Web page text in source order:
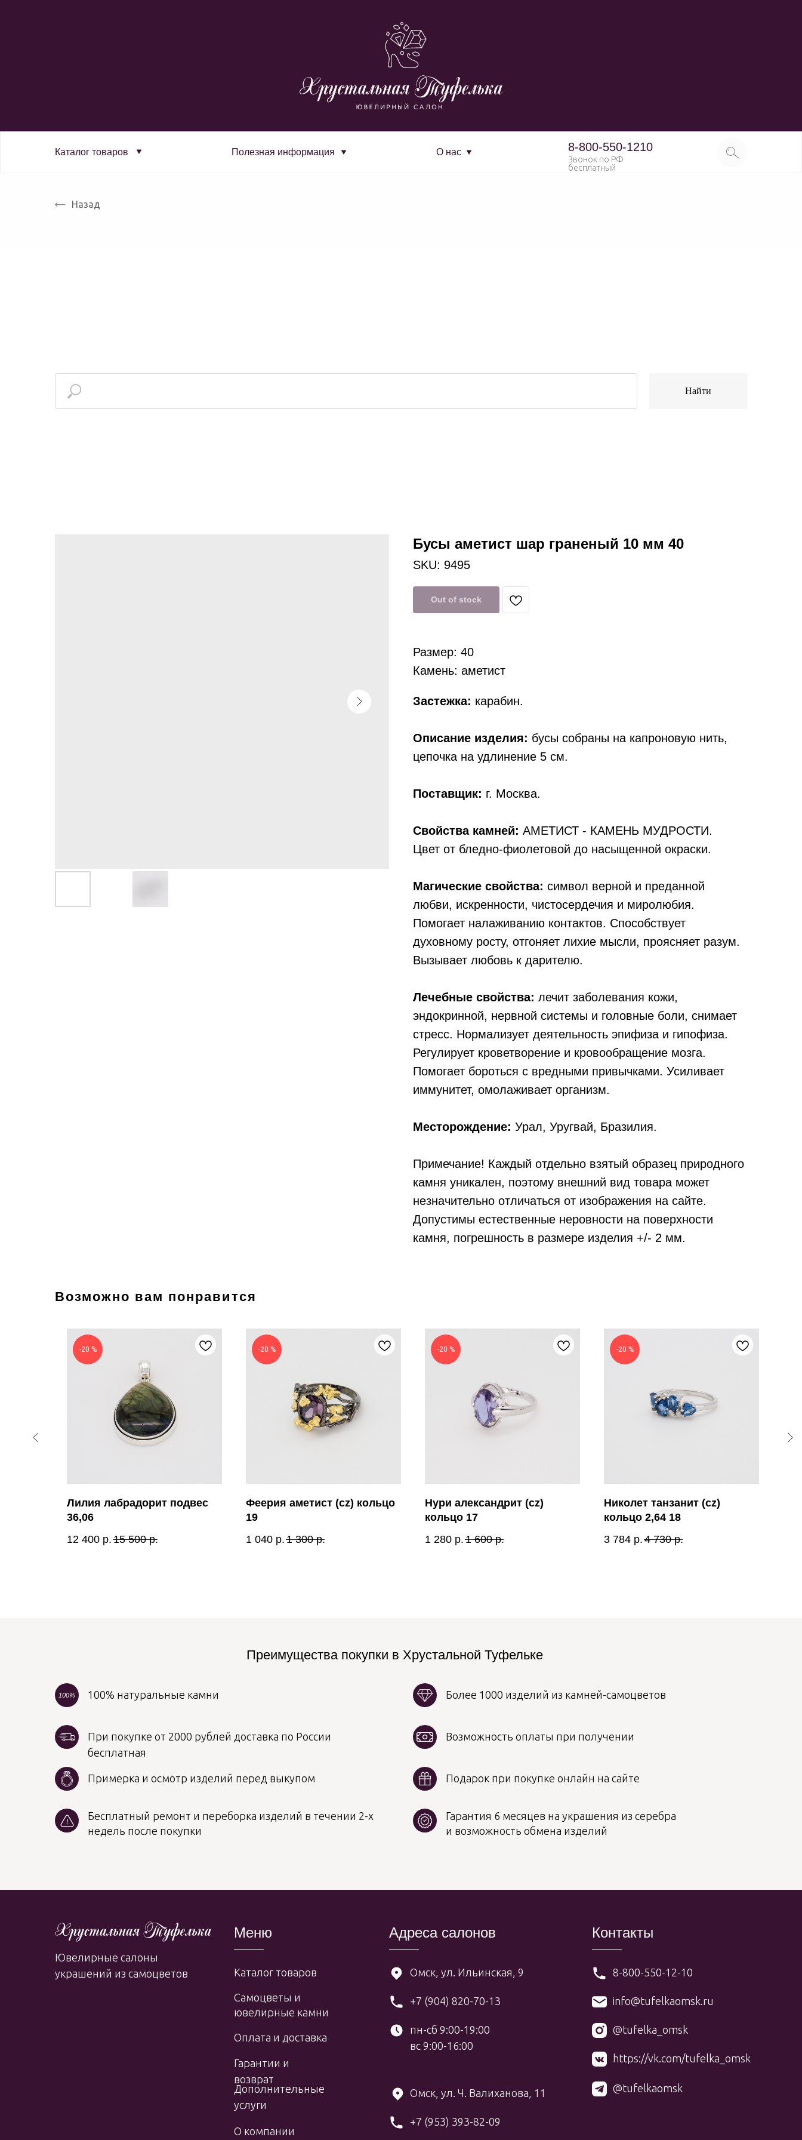
Каталог товаров Полезная информация О нас 8-800-550-1210
Звонок по РФ
бесплатный
Назад
Найти
Бусы аметист шар граненый 10 мм 40
SKU: 9495
Out of stock
Застежка: карабин.
Описание изделия: бусы собраны на капроновую нить,
цепочка на удлинение 5 см.
Поставщик: г. Москва.
Свойства камней: АМЕТИСТ - КАМЕНЬ МУДРОСТИ.
Цвет от бледно-фиолетовой до насыщенной окраски.
Магические свойства: символ верной и преданной
любви, искренности, чистосердечия и миролюбия.
Помогает налаживанию контактов. Способствует
духовному росту, отгоняет лихие мысли, проясняет разум.
Вызывает любовь к дарителю.
Лечебные свойства: лечит заболевания кожи,
эндокринной, нервной системы и головные боли, снимает
стресс. Нормализует деятельность эпифиза и гипофиза.
Регулирует кроветворение и кровообращение мозга.
Помогает бороться с вредными привычками. Усиливает
иммунитет, омолаживает организм.
Месторождение: Урал, Уругвай, Бразилия.
Примечание! Каждый отдельно взятый образец природного
камня уникален, поэтому внешний вид товара может
незначительно отличаться от изображения на сайте.
Допустимы естественные неровности на поверхности
камня, погрешность в размере изделия +/- 2 мм.
Размер: 40
Камень: аметист
Возможно вам понравится
-20 %
Лилия лабрадорит подвес
36,06
12 400 р. 15 500 р.
-20 %
Феерия аметист (cz) кольцо
19
1 040 р. 1 300 р.
-20 %
Нури александрит (cz)
кольцо 17
1 280 р. 1 600 р.
-20 %
Николет танзанит (cz)
кольцо 2,64 18
3 784 р. 4 730 р.
100% натуральные камни
100%
Преимущества покупки в Хрустальной Туфельке
Бесплатный ремонт и переборка изделий в течении 2-х
недель после покупки
Примерка и осмотр изделий перед выкупом
Более 1000 изделий из камней-самоцветов
Гарантия 6 месяцев на украшения из серебра
и возможность обмена изделий
Возможность оплаты при получении
При покупке от 2000 рублей доставка по России
бесплатная
Подарок при покупке онлайн на сайте
Меню
Каталог товаров
Самоцветы и
ювелирные камни
Оплата и доставка
Адреса салонов
+7 (904) 820-70-13
пн-сб 9:00-19:00
вс 9:00-16:00
Омск, ул. Ильинская, 9
Ювелирные салоны
украшений из самоцветов
+7 (953) 393-82-09
Омск, ул. Ч. Валиханова, 11
Контакты
@tufelka_omsk
https://vk.com/tufelka_omsk
Гарантии и
возврат
Дополнительные
услуги
О компании
@tufelkaomsk
8-800-550-12-10
info@tufelkaomsk.ru